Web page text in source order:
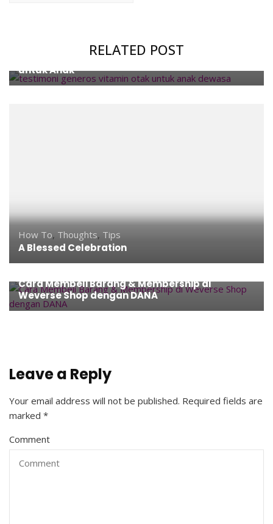
RELATED POST
Products ,Review
Review dan Testimoni Generos, Vitamin Otak
untuk Anak
How To, Thoughts, Tips
A Blessed Celebration
Cara Membeli Barang & Membership di
Weverse Shop dengan DANA
Leave a Reply
Your email address will not be published. Required fields are
marked *
Comment